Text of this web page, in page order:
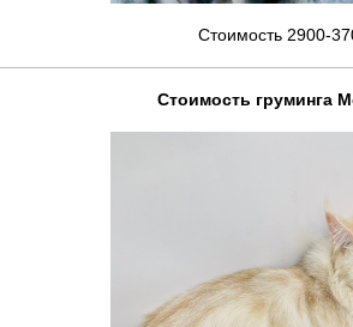
Стоимость 2900-
Стоимость груминга